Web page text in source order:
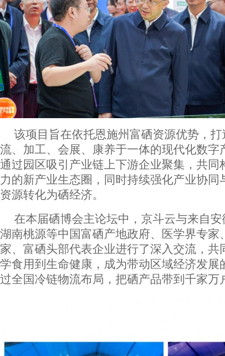
该项目旨在依托恩施州富硒资源优势，
流、加工、会展、康养于一体的现代化数字
通过园区吸引产业链上下游企业聚集，共同
力的新产业生态圈，同时持续强化产业协同
资源转化为硒经济。
在本届硒博会主论坛中，京斗云与来自
湖南桃源等中国富硒产地政府、医学界专家
家、富硒头部代表企业进行了深入交流，共
学食用到生命健康，成为带动区域经济发展
过全国冷链物流布局，把硒产品带到千家万